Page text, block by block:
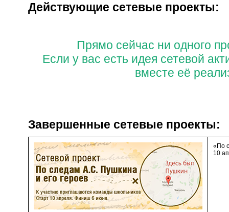
Действующие сетевые проекты:
Прямо сейчас ни одного
Если у вас есть идея сетевой
вместе её
Завершенные сетевые проекты:
«По
10